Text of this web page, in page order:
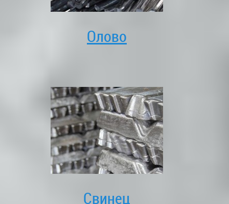
Олово
Свинец